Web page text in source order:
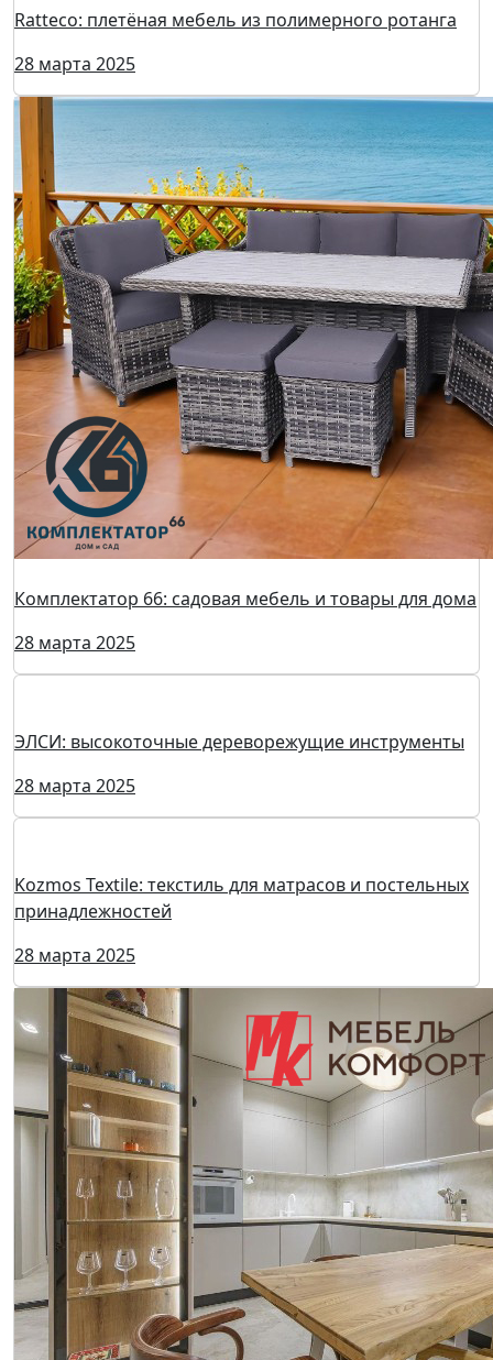
Ratteco: плетёная мебель из полимерного ротанга
28 марта 2025
Комплектатор 66: садовая мебель и товары для дома
28 марта 2025
ЭЛСИ: высокоточные дереворежущие инструменты
28 марта 2025
Kozmos Textile: текстиль для матрасов и постельных
принадлежностей